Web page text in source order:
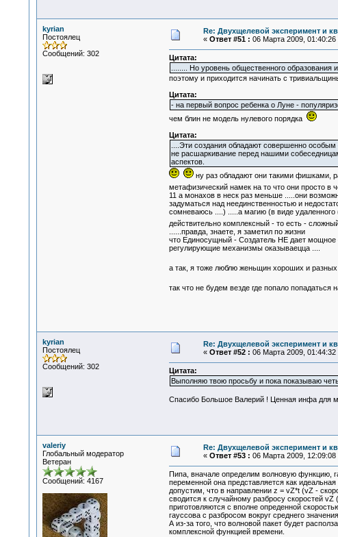
kyrian
Постоялец
Сообщений: 302
Re: Двухщелевой эксперимент и
« Ответ #51 : 06 Марта 2009, 01:40:26
Цитата:
........ Но уровень общественного
поэтому и приходится начинать с
Цитата:
- на первый вопрос ребенка о Луне -
чем блин не модель нулевого порядка
Цитата:
....Эти создания обладают совершенно
не расшаркивание перед нашими
аспектов.
ну раз обладают они такими фишками,
метафизический намек на то что они просто
11 а монахов в неск раз меньше .....они
задуматься над неединственностью и
сомневаюсь ....) .....а магию (в виде удаленного
действительно комплексный - то есть -
......правда, знаете, я заметил по жизни
что Единосущный - Создатель НЕ дает мощное
регулирующие механизмы оказываецца ....
а так, я тоже люблю женьщин хороших и
так что не будем везде где попало попадаться
kyrian
Постоялец
Сообщений: 302
Re: Двухщелевой эксперимент и
« Ответ #52 : 06 Марта 2009, 01:44:32
Цитата:
Выполняю твою просьбу и пока показываю
Спасибо Большое Валерий ! Ценная инфа для
valeriy
Глобальный модератор
Ветеран
Сообщений: 4167
Re: Двухщелевой эксперимент и
« Ответ #53 : 06 Марта 2009, 12:09:08
Пипа, вначале определим волновую функцию,
переменной она представляется как
допустим, что в направлении z = vZ*t (vZ -
сводится к случайному разбросу скоростей
приготовляются с вполне опреденной
гауссова с разбросом вокруг среднего
А из-за того, что волновой пакет будет
комплексной функцией времени.